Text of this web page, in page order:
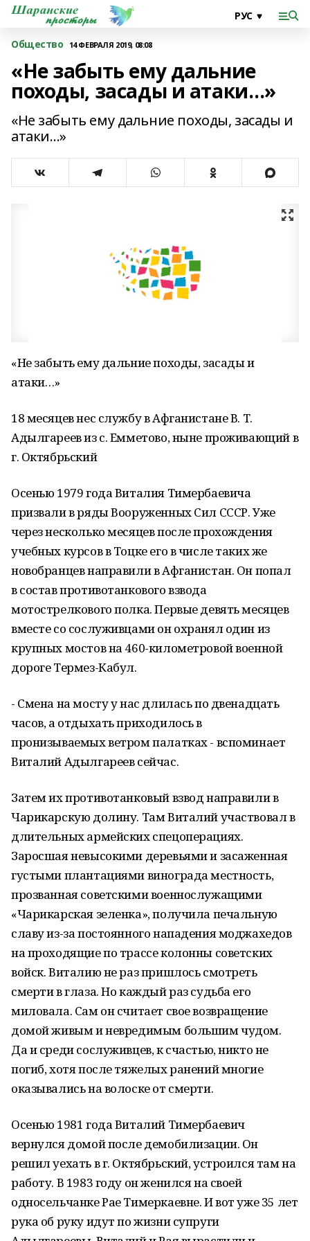
Общество 14 ФЕВРАЛЯ 2019, 08:08
«Не забыть ему дальние
походы, засады и атаки…»
«Не забыть ему дальние походы, засады и
атаки…»
«Не забыть ему дальние походы, засады и
атаки…»
18 месяцев нес службу в Афганистане В. Т.
Адылгареев из с. Емметово, ныне проживающий в
г. Октябрьский
Осенью 1979 года Виталия Тимербаевича
призвали в ряды Вооруженных Сил СССР. Уже
через несколько месяцев после прохождения
учебных курсов в Тоцке его в числе таких же
новобранцев направили в Афганистан. Он попал
в состав противотанкового взвода
мотострелкового полка. Первые девять месяцев
вместе со сослуживцами он охранял один из
крупных мостов на 460-километровой военной
дороге Термез-Кабул.
- Смена на мосту у нас длилась по двенадцать
часов, а отдыхать приходилось в
пронизываемых ветром палатках - вспоминает
Виталий Адылгареев сейчас.
Затем их противотанковый взвод направили в
Чарикарскую долину. Там Виталий участвовал в
длительных армейских спецоперациях.
Заросшая невысокими деревьями и засаженная
густыми плантациями винограда местность,
прозванная советскими военнослужащими
«Чарикарская зеленка», получила печальную
славу из-за постоянного нападения моджахедов
на проходящие по трассе колонны советских
войск. Виталию не раз пришлось смотреть
смерти в глаза. Но каждый раз судьба его
миловала. Сам он считает свое возвращение
домой живым и невредимым большим чудом.
Да и среди сослуживцев, к счастью, никто не
погиб, хотя после тяжелых ранений многие
оказывались на волоске от смерти.
Осенью 1981 года Виталий Тимербаевич
вернулся домой после демобилизации. Он
решил уехать в г. Октябрьский, устроился там на
работу. В 1983 году он женился на своей
односельчанке Рае Тимеркаевне. И вот уже 35 лет
рука об руку идут по жизни супруги